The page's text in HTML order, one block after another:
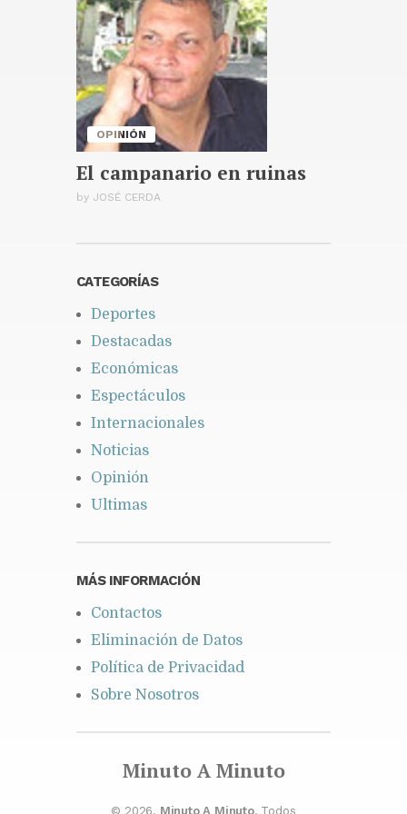
recibirá el domingo concierto
“Qué viva la Patria”
Publicado hace 1 día
OPINIÓN
El campanario en ruinas
by JOSÉ CERDA
CATEGORÍAS
Deportes
Destacadas
Económicas
Espectáculos
Internacionales
Noticias
Opinión
Ultimas
MÁS INFORMACIÓN
Contactos
Eliminación de Datos
Política de Privacidad
Sobre Nosotros
Minuto A Minuto
© 2026. Minuto A Minuto. Todos